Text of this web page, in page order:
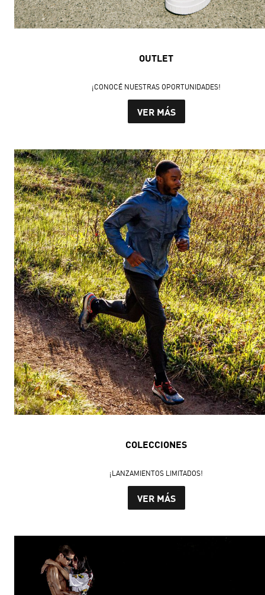
OUTLET
¡CONOCÉ NUESTRAS OPORTUNIDADES!
VER MÁS
COLECCIONES
¡LANZAMIENTOS LIMITADOS!
VER MÁS